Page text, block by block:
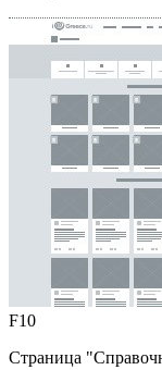
F10
Страница